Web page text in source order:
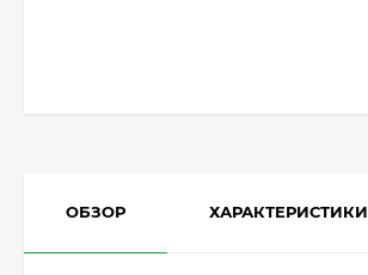
ОБЗОР ХАРАКТЕРИСТИКИ